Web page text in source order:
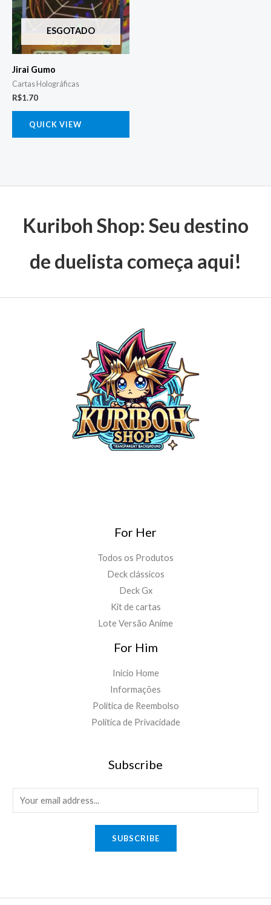
ESGOTADO
Jirai Gumo
Cartas Holográficas
R$1.70
QUICK VIEW
Kuriboh Shop: Seu destino
de duelista começa aqui!
For Her
Todos os Produtos
Deck clássicos
Deck Gx
Kit de cartas
Lote Versão Anime
For Him
Inicio Home
Informações
Política de Reembolso
Política de Privacidade
Subscribe
m
SUBSCRIBE